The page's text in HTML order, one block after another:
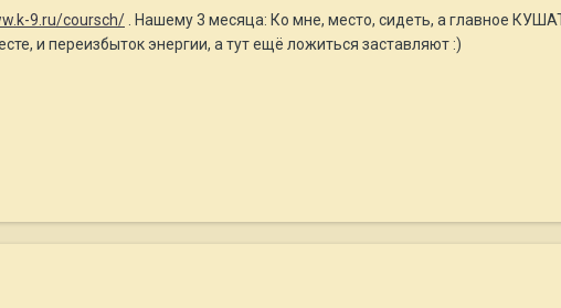
9.ru/coursch/ . Нашему 3 месяца: Ко мне, место, сидеть, а главное
и переизбыток энергии, а тут ещё ложиться заставляют :)